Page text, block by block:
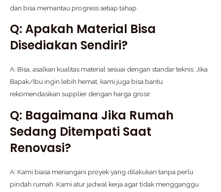
dan bisa memantau progress setiap tahap.
Q: Apakah Material Bisa
Disediakan Sendiri?
A: Bisa, asalkan kualitas material sesuai dengan standar teknis. Jika
Bapak/Ibu ingin lebih hemat, kami juga bisa bantu
rekomendasikan supplier dengan harga grosir.
Q: Bagaimana Jika Rumah
Sedang Ditempati Saat
Renovasi?
A: Kami biasa menangani proyek yang dilakukan tanpa perlu
pindah rumah. Kami atur jadwal kerja agar tidak mengganggu